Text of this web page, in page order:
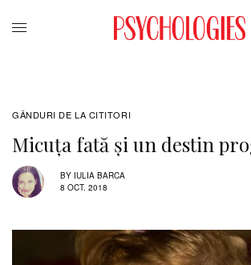
GÂNDURI DE LA CITITORI
Micuța fată și un destin
BY IULIA BARCA
8 OCT. 2018